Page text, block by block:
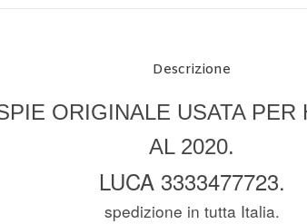
Descrizione
ORIGINALE USATA
AL 2020.
LUCA 3333477723.
spedizione in tutta Italia.